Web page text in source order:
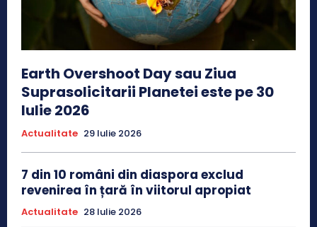
Earth Overshoot Day sau Ziua
Suprasolicitarii Planetei este pe 30
Iulie 2026
Actualitate 29 Iulie 2026
7 din 10 români din diaspora exclud
revenirea în țară în viitorul apropiat
Actualitate 28 Iulie 2026